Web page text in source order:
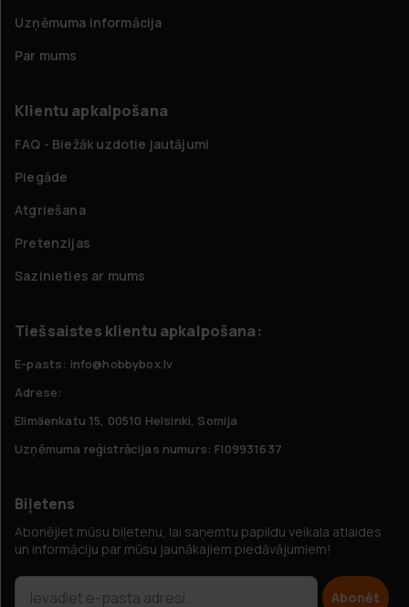
Uzņēmuma informācija
Par mums
Klientu apkalpošana
FAQ - Biežāk uzdotie jautājumi
Piegāde
Atgriešana
Pretenzijas
Sazinieties ar mums
Tiešsaistes klientu apkalpošana:
E-pasts: info@hobbybox.lv
Adrese:
Elimäenkatu 15, 00510 Helsinki, Somija
Uzņēmuma reģistrācijas numurs: FI09931637
Biļetens
Abonējiet mūsu biļetenu, lai saņemtu papildu veikala atlaides
un informāciju par mūsu jaunākajiem piedāvājumiem!
Abonēt